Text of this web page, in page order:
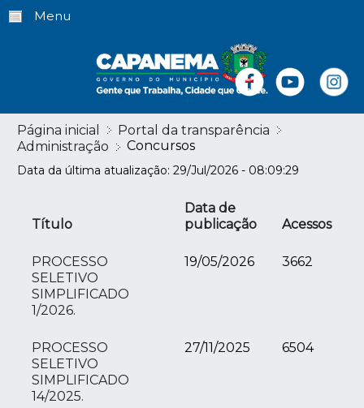
Menu
Página inicial
Portal da transparência
Administração
Concursos
Data da última atualização: 29/Jul/2026 - 08:09:29
Título
Data de
publicação
Acessos
PROCESSO
SELETIVO
SIMPLIFICADO
1/2026.
19/05/2026 3662
PROCESSO
SELETIVO
SIMPLIFICADO
14/2025.
27/11/2025 6504